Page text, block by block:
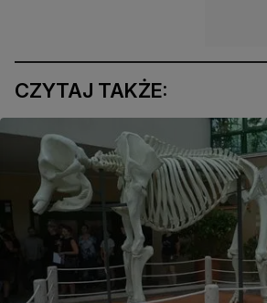
CZYTAJ TAKŻE: